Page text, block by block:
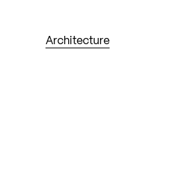
Architecture